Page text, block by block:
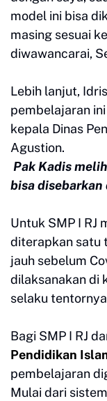
model ini bisa
masing sesuai
diwawancarai,
Lebih lanjut,
pembelajaran
kepala Dinas
Agustion.
Pak Kadis
bisa
Untuk SMP I RJ
diterapkan satu
jauh sebelum
dilaksanakan di
selaku
Bagi SMP I RJ
Pendidikan
pembelajaran
Mulai dari